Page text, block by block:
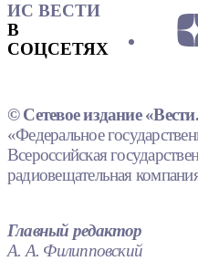
ИС ВЕСТИ
В
СОЦСЕТЯХ
© Сетевое издание
«Федеральное
Всероссийская
радиовещательная
Главный редактор
А. А. Филипповский